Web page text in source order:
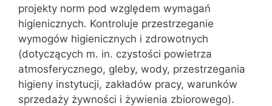
projekty norm pod względem wymagań
higienicznych. Kontroluje przestrzeganie
wymogów higienicznych i zdrowotnych
(dotyczących m. in. czystości powietrza
atmosferycznego, gleby, wody, przestrzegania
higieny instytucji, zakładów pracy, warunków
sprzedaży żywności i żywienia zbiorowego).